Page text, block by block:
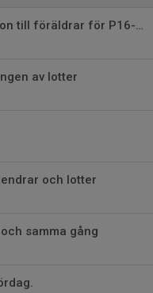
Vintersäsongen, information till föräldrar för P16-laget
av lotter
och lotter
samma gång